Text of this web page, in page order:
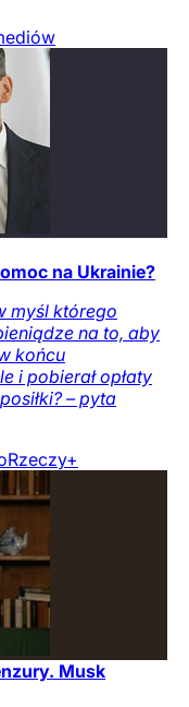
na Ukrainie?
myśl którego
na to, aby
końcu
i pobierał opłaty
– pyta
Musk